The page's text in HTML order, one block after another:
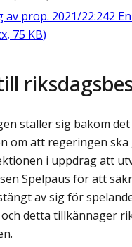
av prop. 2021/22:242
, 75 KB)
ställer sig bakom
om att regeringen ska
i uppdrag att
Spelpaus för att
av sig för
detta tillkännager